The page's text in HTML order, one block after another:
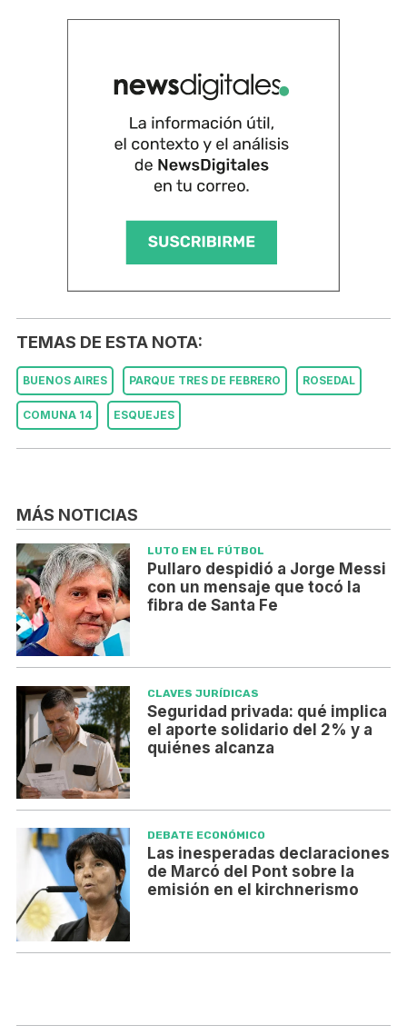
TEMAS DE ESTA NOTA:
BUENOS AIRES PARQUE TRES DE FEBRERO ROSEDAL
COMUNA 14 ESQUEJES
MÁS NOTICIAS
LUTO EN EL FÚTBOL
Pullaro despidió a Jorge Messi
con un mensaje que tocó la
fibra de Santa Fe
CLAVES JURÍDICAS
Seguridad privada: qué implica
el aporte solidario del 2% y a
quiénes alcanza
DEBATE ECONÓMICO
Las inesperadas declaraciones
de Marcó del Pont sobre la
emisión en el kirchnerismo